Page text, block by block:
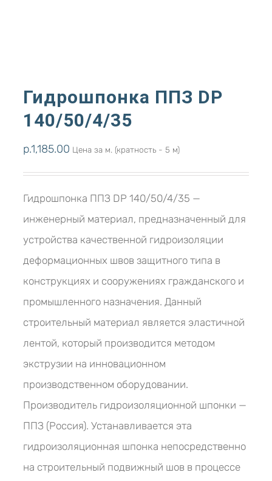
Гидрошпонка ППЗ DР
140/50/4/35
р.1,185.00 Цена за м. (кратность - 5 м)
Гидрошпонка ППЗ DР 140/50/4/35 —
инженерный материал, предназначенный для
устройства качественной гидроизоляции
деформационных швов защитного типа в
конструкциях и сооружениях гражданского и
промышленного назначения. Данный
строительный материал является эластичной
лентой, который производится методом
экструзии на инновационном
производственном оборудовании.
Производитель гидроизоляционной шпонки —
ППЗ (Россия). Устанавливается эта
гидроизоляционная шпонка непосредственно
на строительный подвижный шов в процессе